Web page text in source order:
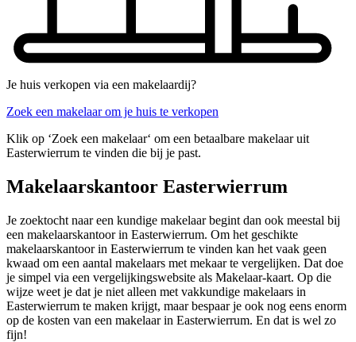
Je huis verkopen via een makelaardij?
Zoek een makelaar om je huis te verkopen
Klik op ‘Zoek een makelaar‘ om een betaalbare makelaar uit
Easterwierrum te vinden die bij je past.
Makelaarskantoor Easterwierrum
Je zoektocht naar een kundige makelaar begint dan ook meestal bij
een makelaarskantoor in Easterwierrum. Om het geschikte
makelaarskantoor in Easterwierrum te vinden kan het vaak geen
kwaad om een aantal makelaars met mekaar te vergelijken. Dat doe
je simpel via een vergelijkingswebsite als Makelaar-kaart. Op die
wijze weet je dat je niet alleen met vakkundige makelaars in
Easterwierrum te maken krijgt, maar bespaar je ook nog eens enorm
op de kosten van een makelaar in Easterwierrum. En dat is wel zo
fijn!